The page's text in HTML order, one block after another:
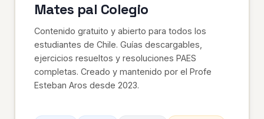
Mates pal Colegio
Contenido gratuito y abierto para todos los
estudiantes de Chile. Guías descargables,
ejercicios resueltos y resoluciones PAES
completas. Creado y mantenido por el Profe
Esteban Aros desde 2023.